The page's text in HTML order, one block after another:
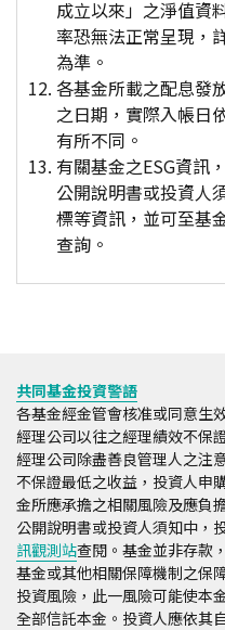
成立以來」之淨值資
率恐無法正常呈現，
為準。
各基金所載之配息發
之日期，實際入帳日
有所不同。
有關基金之ESG資訊
公開說明書或投資人
標等資訊，並可至基
查詢。
共同基金投資警語
各基金經金管會核准或同意生
經理公司以往之經理績效不保
經理公司除盡善良管理人之注
不保證最低之收益，投資人申
金所應承擔之相關風險及應負
公開說明書或投資人須知中，
訊觀測站查閱。基金並非存款
基金或其他相關保障機制之保
投資風險，此一風險可能使本
全部信託本金。投資人應依其